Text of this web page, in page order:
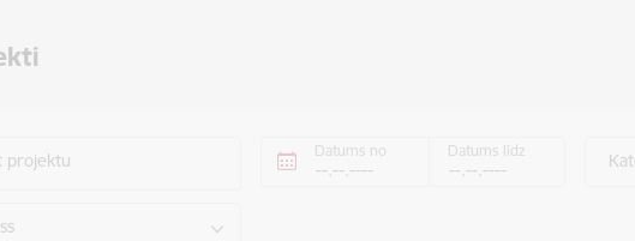
projektu Datums no Datums līdz